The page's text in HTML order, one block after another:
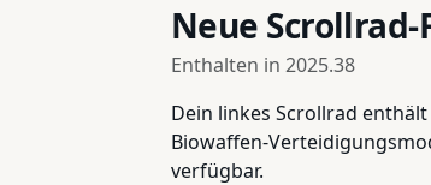
Neue
Enthalten in 2025.38
Dein linkes Scrollrad
Biowaffen-
verfügbar.